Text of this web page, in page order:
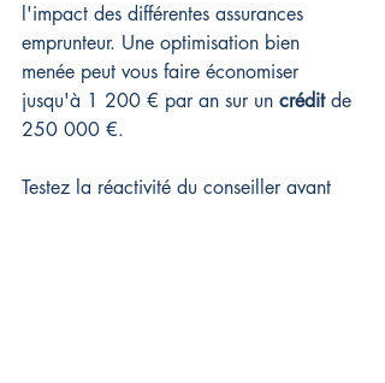
l'impact des différentes assurances
emprunteur. Une optimisation bien
menée peut vous faire économiser
jusqu'à 1 200 € par an sur un crédit de
250 000 €.
Testez la réactivité du conseiller avant